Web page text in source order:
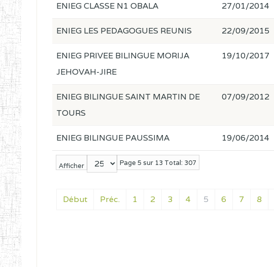
Afficher Page 5 sur 13 Total: 307
Début Préc. 1 2 3 4 5 6 7 8
ENIEG CLASSE N1 OBALA 27/01/2014
ENIEG LES PEDAGOGUES REUNIS 22/09/2015
ENIEG PRIVEE BILINGUE MORIJA
JEHOVAH-JIRE
19/10/2017
ENIEG BILINGUE SAINT MARTIN DE
TOURS
07/09/2012
ENIEG BILINGUE PAUSSIMA 19/06/2014